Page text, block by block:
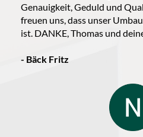
Genauigkeit, Geduld und
freuen uns, dass unser
ist. DANKE, Thomas und
- Bäck Fritz